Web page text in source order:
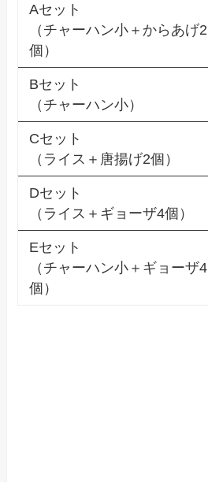
Aセット
（チャーハン小＋からあげ2
個）
Bセット
（チャーハン小）
Cセット
（ライス＋唐揚げ2個）
Dセット
（ライス＋ギョーザ4個）
Eセット
（チャーハン小＋ギョーザ4
個）